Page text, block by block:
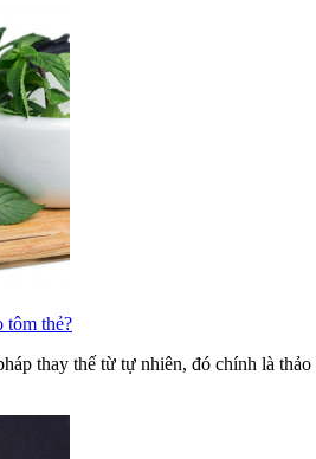
tôm thẻ?
thay thế từ tự nhiên, đó chính là thảo